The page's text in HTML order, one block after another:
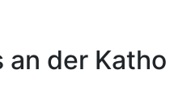
an der Katho